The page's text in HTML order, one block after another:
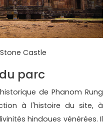
Castle
parc
de Phanom Rung
à l'histoire du site, à
hindoues vénérées. Il